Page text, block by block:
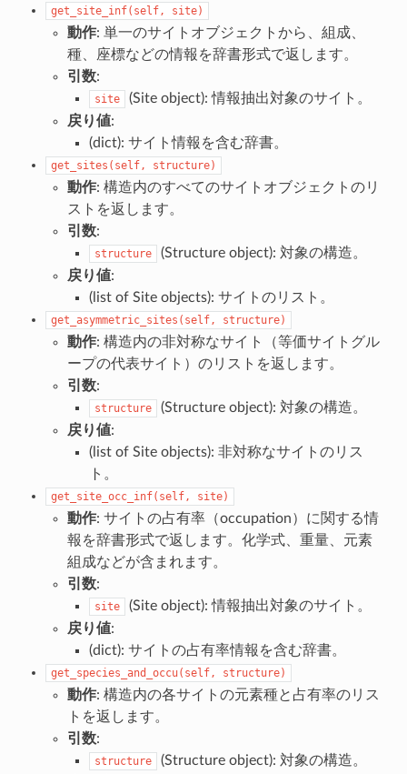
get_site_inf(self, site)
動作: 単一のサイトオブジェクトから、組成、
種、座標などの情報を辞書形式で返します。
引数:
site
(Site object): 情報抽出対象のサイト。
戻り値:
(dict): サイト情報を含む辞書。
get_sites(self, structure)
動作: 構造内のすべてのサイトオブジェクトのリ
ストを返します。
引数:
structure
(Structure object): 対象の構造。
戻り値:
(list of Site objects): サイトのリスト。
get_asymmetric_sites(self, structure)
動作: 構造内の非対称なサイト（等価サイトグル
ープの代表サイト）のリストを返します。
引数:
structure
(Structure object): 対象の構造。
戻り値:
(list of Site objects): 非対称なサイトのリス
ト。
get_site_occ_inf(self, site)
動作: サイトの占有率（occupation）に関する情
報を辞書形式で返します。化学式、重量、元素
組成などが含まれます。
引数:
site
(Site object): 情報抽出対象のサイト。
戻り値:
(dict): サイトの占有率情報を含む辞書。
get_species_and_occu(self, structure)
動作: 構造内の各サイトの元素種と占有率のリス
トを返します。
引数:
structure
(Structure object): 対象の構造。